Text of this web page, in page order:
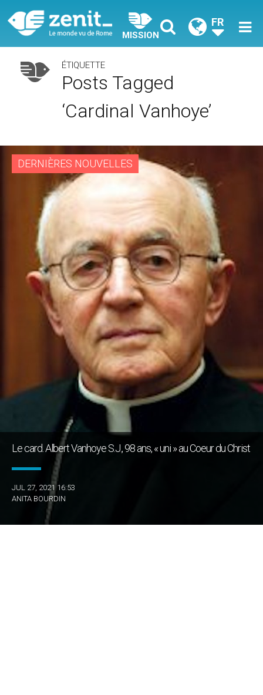
MISSION
FR
ÉTIQUETTE
Posts Tagged
‘cardinal Vanhoye’
DERNIÈRES NOUVELLES
Le card. Albert Vanhoye S.J., 98 ans, « uni » au Coeur du Christ
JUL 27, 2021 16:53
ANITA BOURDIN